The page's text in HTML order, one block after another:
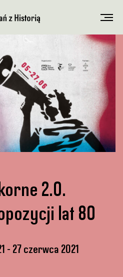
2.0.
lat 80
27 czerwca 2021